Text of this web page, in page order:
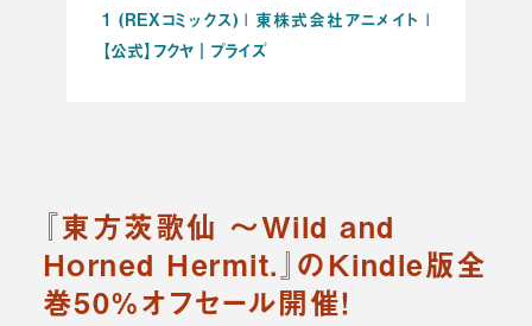
1 (REXコミックス) | 東株式会社アニメイト |
【公式】フクヤ｜プライズ
『東方茨歌仙 ～Wild and
Horned Hermit.』のKindle版全
巻50%オフセール開催！